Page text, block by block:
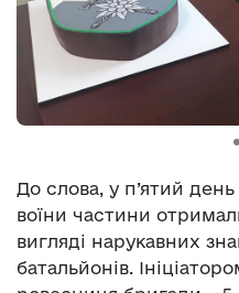
До слова, у п’ятий
воїни частини
вигляді нарукавних
батальйонів.